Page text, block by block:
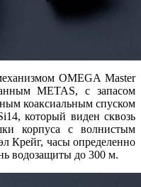
OMEGA Master
METAS, с запасом
коаксиальным спуском
который виден сквозь
корпуса с волнистым
Крейг, часы определенно
водозащиты до 300 м.